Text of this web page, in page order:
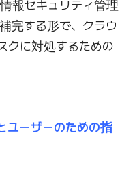
報セキュリティ管理
完する形で、クラウ
クに対処するための
ユーザーのための指